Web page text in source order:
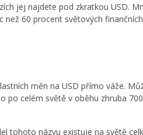
jej najdete pod zkratkou USD.
60 procent světových
měn na USD přímo váže.
po celém světě v oběhu zhruba
tohoto názvu existuje na světě